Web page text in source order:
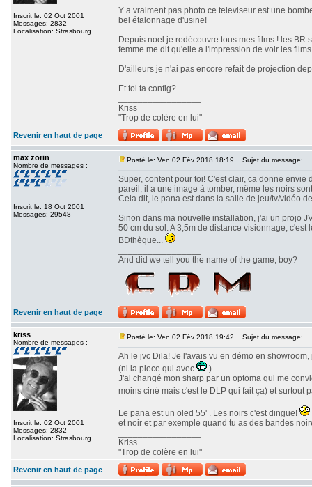
Inscrit le: 02 Oct 2001
Messages: 2832
Localisation: Strasbourg
Y a vraiment pas photo ce televiseur est une
bel étalonnage d'usine!
Depuis noel je redécouvre tous mes films ! les BR
femme me dit qu'elle a l'impression de voir les
D'ailleurs je n'ai pas encore refait de projection
Et toi ta config?
Kriss
"Trop de colère en lui"
Revenir en haut de page
max zorin
Nombre de messages :
Inscrit le: 18 Oct 2001
Messages: 29548
Posté le: Ven 02 Fév 2018 18:19 Sujet du message:
Super, content pour toi! C'est clair, ca donne
pareil, il a une image à tomber, même les noirs
Cela dit, le pana est dans la salle de jeu/tv/vidéo
Sinon dans ma nouvelle installation, j'ai un projo
50 cm du sol. A 3,5m de distance visionnage,
BDthèque...
And did we tell you the name of the game, boy?
Revenir en haut de page
kriss
Nombre de messages :
Inscrit le: 02 Oct 2001
Messages: 2832
Localisation: Strasbourg
Posté le: Ven 02 Fév 2018 19:42 Sujet du message:
Ah le jvc Dila! Je l'avais vu en démo en
(ni la piece qui avec
)
J'ai changé mon sharp par un optoma qui me
moins ciné mais c'est le DLP qui fait ça) et
Le pana est un oled 55' . Les noirs c'est dingue!
et noir et par exemple quand tu as des bandes
Kriss
"Trop de colère en lui"
Revenir en haut de page